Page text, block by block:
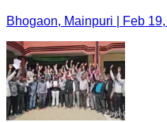
Bhogaon, Mainpuri | Feb